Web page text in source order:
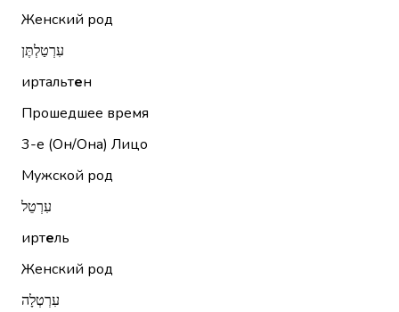
Женский род
עִרְטַלְתֶּן
иртальтен
Прошедшее время
3-е (Он/Она) Лицо
Мужской род
עִרְטֵל
иртель
Женский род
עִרְטְלָה